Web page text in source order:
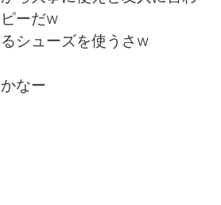
한국어
Italiano
ーだw
シューズを使うさw
なー